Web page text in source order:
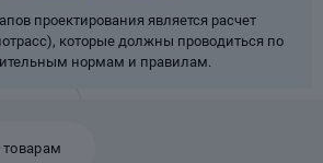
проектирования является расчет
которые должны проводиться по
нормам и правилам.
товарам